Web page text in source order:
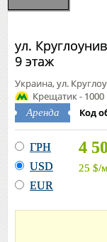
ул.
9 этаж
Украина, ул.
Крещатик - 1000
Аренда Код
ГРН
USD
EUR
4
25 $/